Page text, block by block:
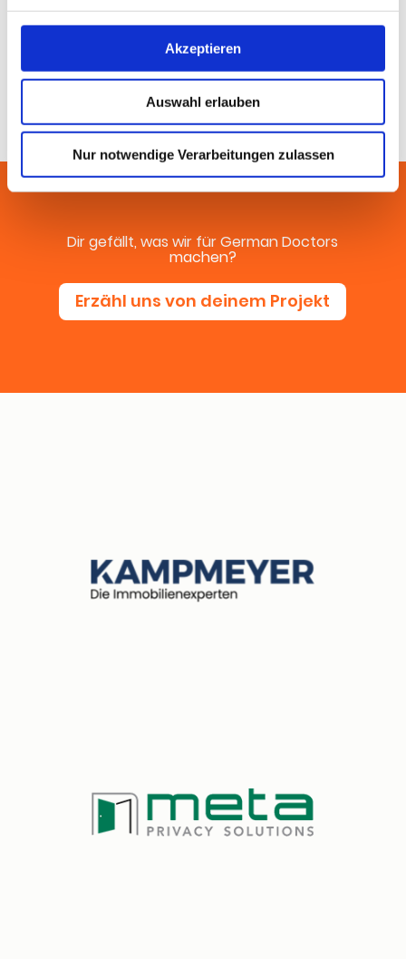
Akzeptieren
Auswahl erlauben
Nur notwendige Verarbeitungen zulassen
Online-Redak­ti­on,Ger­man
Dir gefällt, was wir für Ger­man Doc­tors
machen?
Erzähl uns von dei­nem Projekt